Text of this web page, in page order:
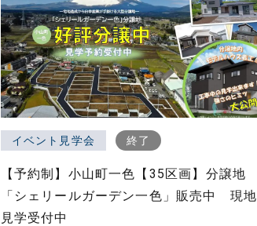
イベント見学会 終了
【予約制】小山町一色【35区画】分譲地
「シェリールガーデン一色」販売中 現地
見学受付中